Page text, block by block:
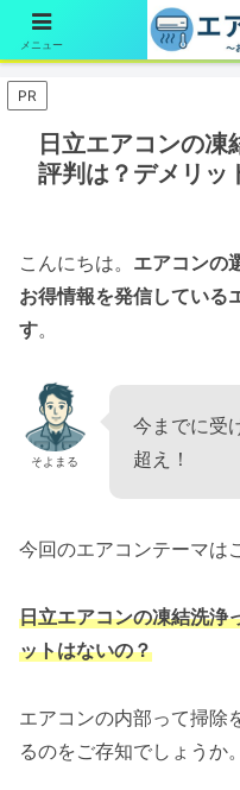
簡単1分！エア
PR
日立エアコンの凍
評判は？デメリッ
こんにちは。 エアコンの
お得情報を発信している
す。
そよまる
今までに受
超え！
今回のエアコンテーマは
日立エアコンの凍結洗浄
ットはないの？
エアコンの内部って掃除
るのをご存知でしょうか。
メニュー